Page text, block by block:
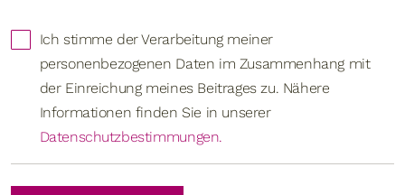
Ich stimme der Verarbeitung meiner
personenbezogenen Daten im Zusammenhang mit
der Einreichung meines Beitrages zu. Nähere
Informationen finden Sie in unserer
Datenschutzbestimmungen.